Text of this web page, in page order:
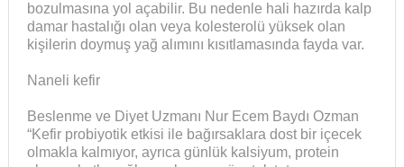
bozulmasına yol açabilir. Bu nedenle hali hazırda kalp
damar hastalığı olan veya kolesterolü yüksek olan
kişilerin doymuş yağ alımını kısıtlamasında fayda var.
Naneli kefir
Beslenme ve Diyet Uzmanı Nur Ecem Baydı Ozman
“Kefir probiyotik etkisi ile bağırsaklara dost bir içecek
olmakla kalmıyor, ayrıca günlük kalsiyum, protein